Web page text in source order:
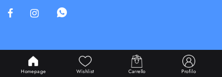
Homepage Wishlist Carrello Profilo
Powered & Designed byPassepartout